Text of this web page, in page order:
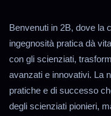
Benvenuti in 2B, dove la
ingegnosità pratica dà
con gli scienziati,
avanzati e innovativi. La
pratiche e di successo
degli scienziati pionieri,